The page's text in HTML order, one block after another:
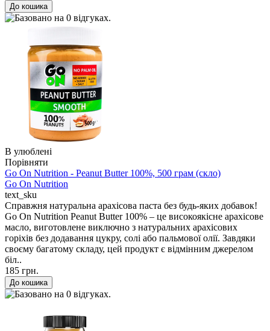
В улюблені
Порівняти
Go On Nutrition - Peanut Butter 100%, 500 грам (скло)
Go On Nutrition
text_sku
Справжня натуральна арахісова паста без будь-яких добавок!
Go On Nutrition Peanut Butter 100% – це високоякісне арахісове
масло, виготовлене виключно з натуральних арахісових
горіхів без додавання цукру, солі або пальмової олії. Завдяки
своєму багатому складу, цей продукт є відмінним джерелом
біл..
185 грн.